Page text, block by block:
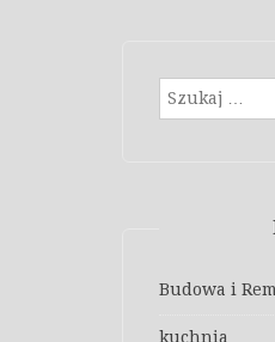
Szukaj:
Budowa i
kuchnia